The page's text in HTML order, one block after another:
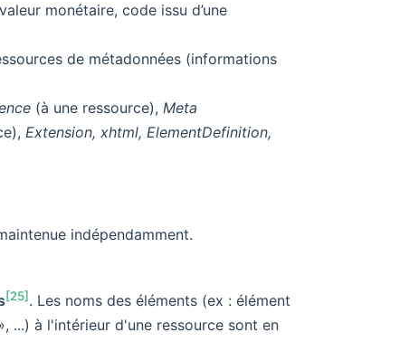
monétaire, code issu d’une
de métadonnées (informations
(à une ressource), Meta
Extension, xhtml, ElementDefinition,
indépendamment.
[25] . Les noms des éléments (ex : élément
...) à l'intérieur d'une ressource sont en